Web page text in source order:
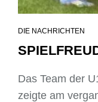
DIE NACHRICHTEN
Das Team der
zeigte am